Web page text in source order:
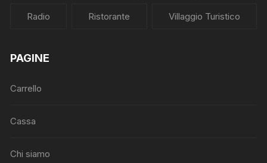
Radio Ristorante Villaggio Turistico
PAGINE
Carrello
Cassa
Chi siamo